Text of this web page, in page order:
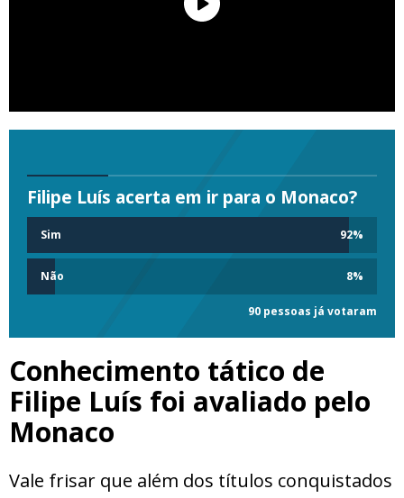
Filipe Luís acerta em ir para o Monaco?
Sim 92%
Não 8%
90 pessoas já votaram
Conhecimento tático de
Filipe Luís foi avaliado pelo
Monaco
Vale frisar que além dos títulos conquistados